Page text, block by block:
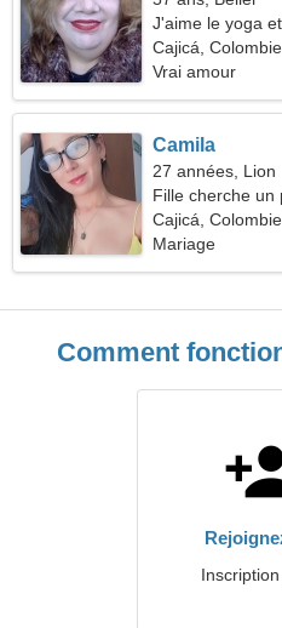
J'aime le yoga
Cajicá, Colombie
Vrai amour
Camila
27 années, Lion
Fille cherche un
Cajicá, Colombie
Mariage
Comment